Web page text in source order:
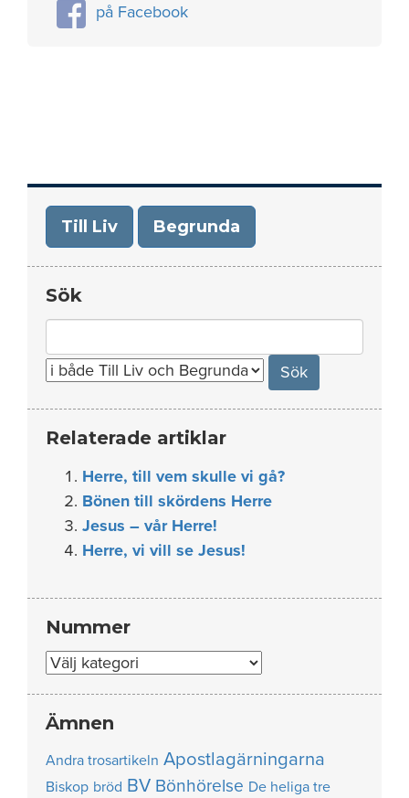
på Facebook
Till Liv Begrunda
Sök
for:
Relaterade artiklar
Herre, till vem skulle vi gå?
Bönen till skördens Herre
Jesus – vår Herre!
Herre, vi vill se Jesus!
Nummer
Nummer
Ämnen
Andra trosartikeln Apostlagärningarna
Biskop bröd BV Bönhörelse De heliga tre